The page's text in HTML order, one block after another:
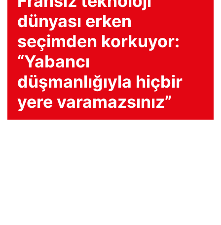
dünyası erken
seçimden korkuyor:
“Yabancı
düşmanlığıyla hiçbir
yere varamazsınız”